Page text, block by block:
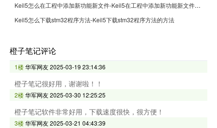
Keil5怎么在工程中添加新功能新文件-Keil5在工程中添加新功能新文件的方法
Keil5怎么下载stm32程序方法-Keil5下载stm32程序方法的方法
橙子笔记评论
1楼华军网友2025-03-19 23:14:36
橙子笔记很好用，谢谢啦！！
2楼华军网友2025-03-30 12:25:25
橙子笔记软件非常好用，下载速度很快，很方便！
3楼华军网友2025-03-21 04:43:39